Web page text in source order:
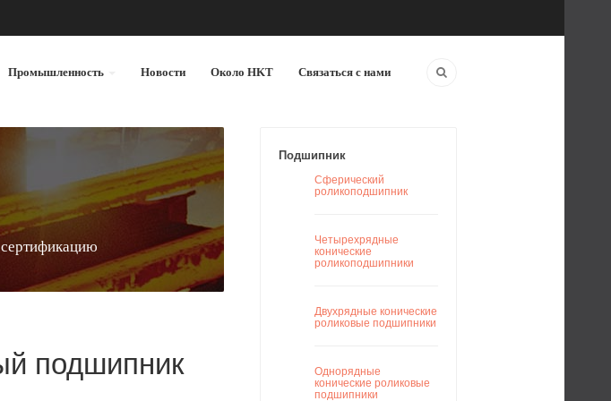
Промышленность Новости Около HKT Связаться с нами
подшипник
Подшипник
Сферический
роликоподшипник
Четырехрядные
конические
роликоподшипники
Двухрядные конические
роликовые подшипники
Однорядные
конические роликовые
подшипники